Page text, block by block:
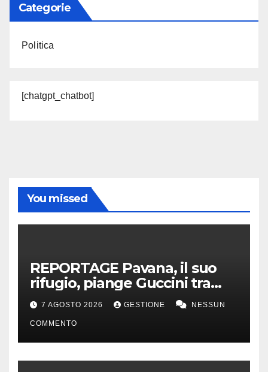
Categorie
Politica
[chatgpt_chatbot]
You missed
REPORTAGE Pavana, il suo
rifugio, piange Guccini tra
silenzio, lacrime e fiori
7 AGOSTO 2026 GESTIONE NESSUN
COMMENTO